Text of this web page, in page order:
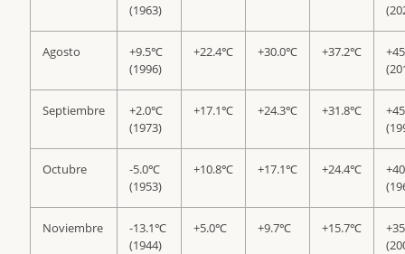
(1963)
Agosto
+9.5℃
(1996)
+22.4℃ +30.0℃ +37.2℃
Septiembre
+2.0℃
(1973)
+17.1℃ +24.3℃ +31.8℃
Octubre
-5.0℃
(1953)
+10.8℃ +17.1℃ +24.4℃
Noviembre
-13.1℃
(1944)
+5.0℃ +9.7℃ +15.7℃